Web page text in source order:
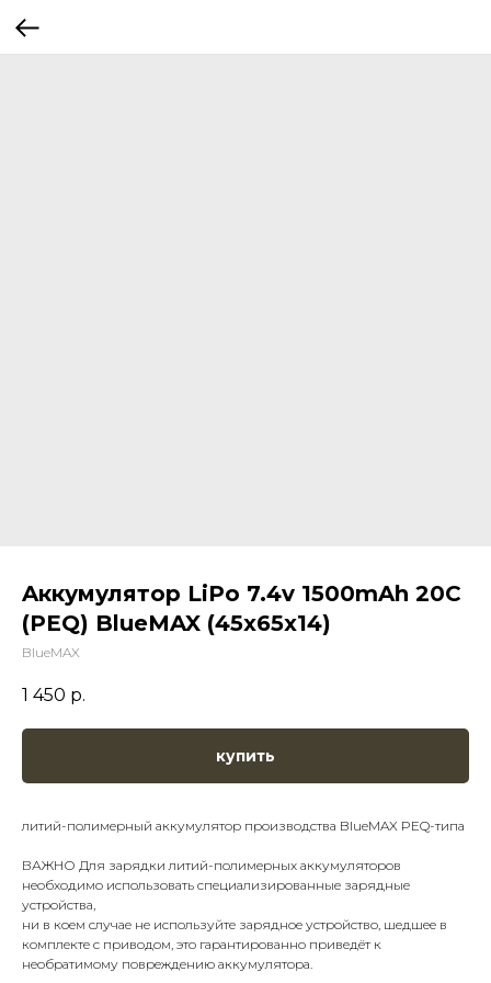
Aккумулятор LiPo 7.4v 1500mAh 20C
(PEQ) BlueMAX (45х65х14)
BlueMAX
1 450 р.
купить
литий-полимерный аккумулятор производства BlueMAX PEQ-типа
ВАЖНО Для зарядки литий-полимерных аккумуляторов
необходимо использовать специализированные зарядные
устройства,
ни в коем случае не используйте зарядное устройство, шедшее в
комплекте с приводом, это гарантированно приведёт к
необратимому повреждению аккумулятора.